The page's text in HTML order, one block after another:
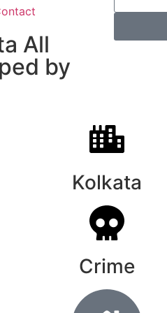
All
by
Kolkata
Crime